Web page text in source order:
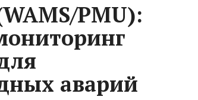
PMU):
аварий